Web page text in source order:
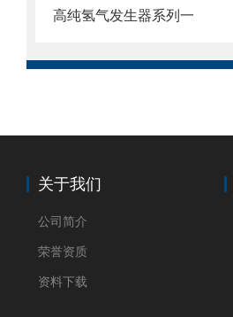
高纯氢气发生器系列一
关于我们
公司简介
荣誉资质
资料下载